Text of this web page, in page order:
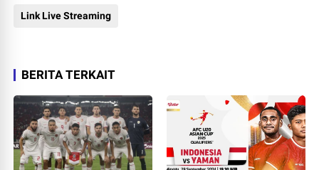
Link Live Streaming
BERITA TERKAIT